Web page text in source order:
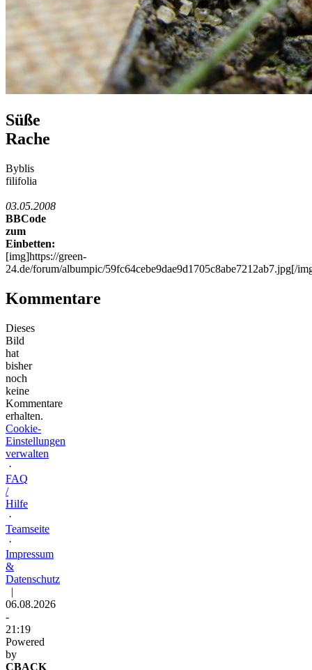
Süße
Rache
Byblis
filifolia
03.05.2008
BBCode
zum
Einbetten:
[img]https://green-
24.de/forum/albumpic/59fc64cebe9dae9d1705c8abe7212ab7.jpg[/
Kommentare
Dieses
Bild
hat
bisher
noch
keine
Kommentare
erhalten.
Cookie-
Einstellungen
verwalten
·
FAQ
/
Hilfe
·
Teamseite
·
Impressum
&
Datenschutz
|
06.08.2026
-
21:19
Powered
by
CBACK